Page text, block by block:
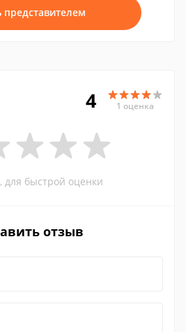
представителем
4 1 оценка
для быстрой оценки
отзыв